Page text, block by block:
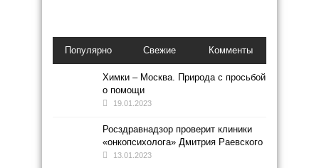
Популярно Свежие Комменты
Химки – Москва. Природа с просьбой
о помощи
19.01.2023
Росздравнадзор проверит клиники
«онкопсихолога» Дмитрия Раевского
13.01.2023